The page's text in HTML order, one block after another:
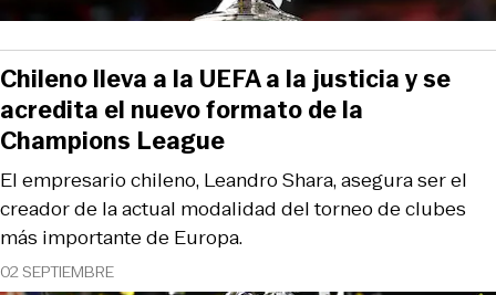
02 SEPTIEMBRE
El empresario chileno, Leandro Shara, asegura ser el
creador de la actual modalidad del torneo de clubes
más importante de Europa.
Chileno lleva a la UEFA a la justicia y se
acredita el nuevo formato de la
Champions League